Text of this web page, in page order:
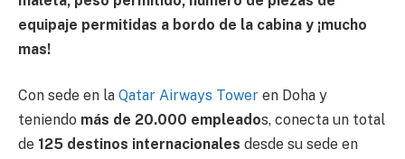
equipaje permitidas a bordo de la cabina y ¡mucho
mas!
Con sede en la Qatar Airways Tower en Doha y
teniendo más de 20.000 empleados, conecta un total
de 125 destinos internacionales desde su sede en